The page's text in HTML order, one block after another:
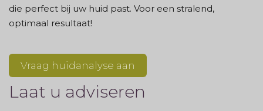
die perfect bij uw huid past. Voor een stralend,
optimaal resultaat!
Vraag huidanalyse aan
Laat u adviseren